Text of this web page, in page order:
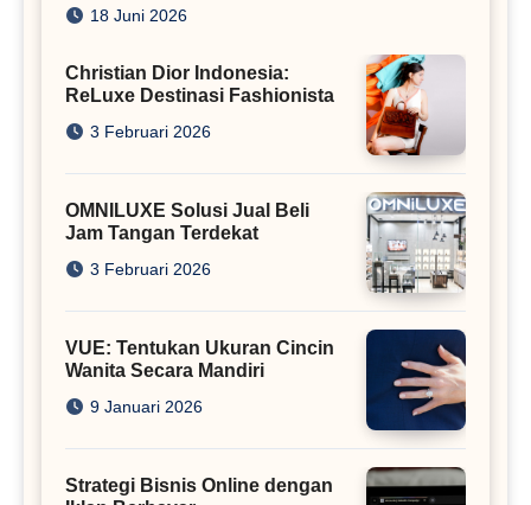
18 Juni 2026
Christian Dior Indonesia:
ReLuxe Destinasi Fashionista
3 Februari 2026
OMNILUXE Solusi Jual Beli
Jam Tangan Terdekat
3 Februari 2026
VUE: Tentukan Ukuran Cincin
Wanita Secara Mandiri
9 Januari 2026
Strategi Bisnis Online dengan